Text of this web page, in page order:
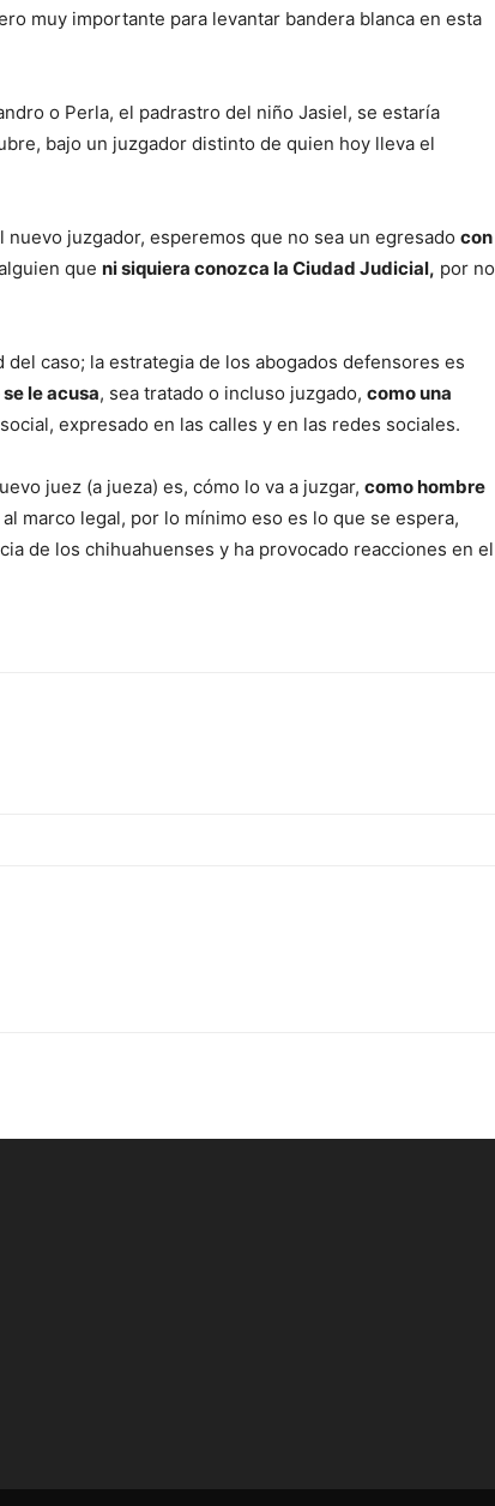
muy importante para levantar bandera blanca en esta
o Perla, el padrastro del niño Jasiel, se estaría
bajo un juzgador distinto de quien hoy lleva el
juzgador, esperemos que no sea un egresado con
que ni siquiera conozca la Ciudad Judicial, por no
caso; la estrategia de los abogados defensores es
le acusa, sea tratado o incluso juzgado, como una
expresado en las calles y en las redes sociales.
juez (a jueza) es, cómo lo va a juzgar, como hombre
marco legal, por lo mínimo eso es lo que se espera,
de los chihuahuenses y ha provocado reacciones en el